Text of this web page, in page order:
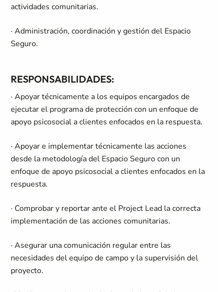
actividades comunitarias.
· Administración, coordinación y gestión del Espacio
Seguro.
RESPONSABILIDADES:
· Apoyar técnicamente a los equipos encargados de
ejecutar el programa de protección con un enfoque de
apoyo psicosocial a clientes enfocados en la respuesta.
· Apoyar e implementar técnicamente las acciones
desde la metodología del Espacio Seguro con un
enfoque de apoyo psicosocial a clientes enfocados en la
respuesta.
· Comprobar y reportar ante el Project Lead la correcta
implementación de las acciones comunitarias.
· Asegurar una comunicación regular entre las
necesidades del equipo de campo y la supervisión del
proyecto.